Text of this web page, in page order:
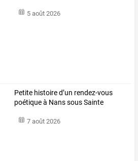
5 août 2026
Petite histoired’un rendez-vous
poétiqueà NanssousSainte
7 août 2026